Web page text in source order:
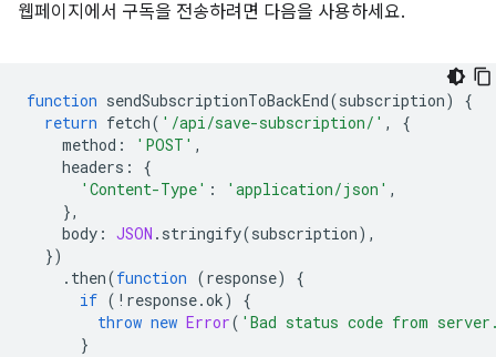
웹페이지에서 구독을 전송하려면 다음을 사용하세요.
function sendSubscriptionToBackEnd(subscription)
{
return fetch( '/api/save-subscription/' ,
{
method : 'POST' ,
headers :
{
'Content-Type' : 'application/json' ,
},
body : JSON . stringify(subscription),
})
. then(function (response)
{
if ( ! response.ok)
{
throw new Error( 'Bad status code from
}